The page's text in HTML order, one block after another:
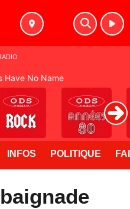
INFOS POLITIQUE
Have No Name